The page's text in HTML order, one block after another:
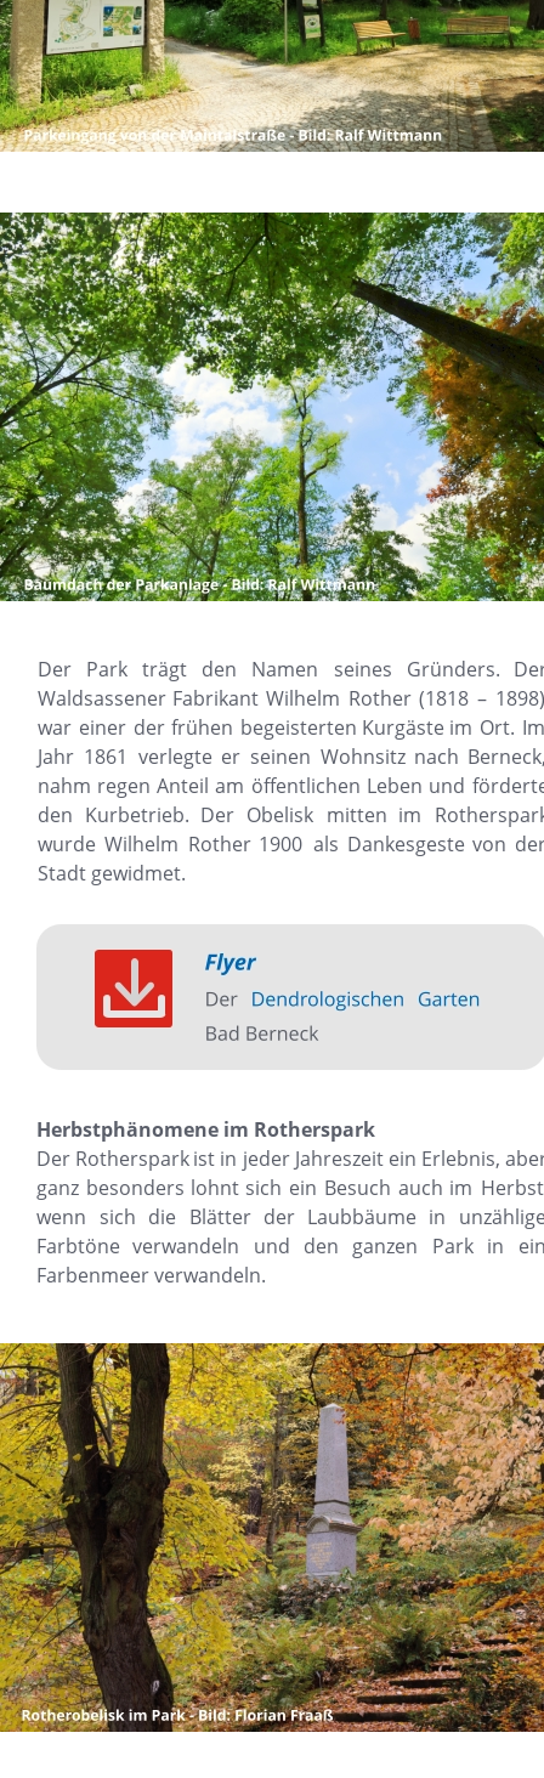
Herbstphänomene im Rotherspark
Der Rothersparkist in jeder Jahreszeit ein Erlebnis,
ganz besonders lohnt sich ein Besuch auch im
wenn sich die Blätter der Laubbäume in
Farbtöne verwandeln und den ganzen Park in
Farbenmeer verwandeln.
Der Park trägt den Namen seines Gründers.
Waldsassener Fabrikant Wilhelm Rother (1818 –
war einer der frühen begeisterten Kurgäste im Ort.
Jahr 1861 verlegte er seinen Wohnsitz nach
nahm regen Anteil am öffentlichen Leben und
den Kurbetrieb. Der Obelisk mitten im
wurde Wilhelm Rother 1900 als Dankesgeste von
Stadt gewidmet.